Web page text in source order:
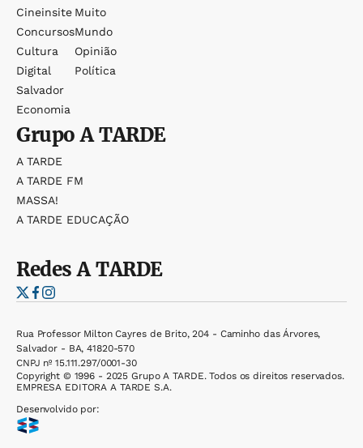
Cineinsite
Concursos
Cultura
Digital
Salvador
Economia
Muito
Mundo
Opinião
Política
GrupoA TARDE
A TARDE
A TARDE FM
MASSA!
A TARDE EDUCAÇÃO
RedesA TARDE
Rua Professor Milton Cayres de Brito, 204 - Caminho das Árvores,
Salvador - BA, 41820-570
CNPJ nº 15.111.297/0001-30
Copyright © 1996 - 2025 Grupo A TARDE. Todos os direitos reservados.
EMPRESA EDITORA A TARDE S.A.
Desenvolvido por: